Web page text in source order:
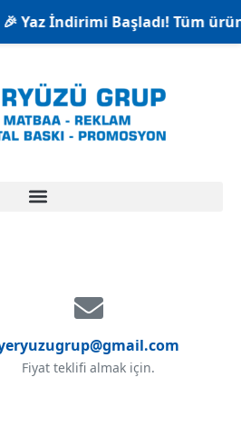
Yaz İndirimi Başladı! Tüm
Fiyat teklifi almak için.